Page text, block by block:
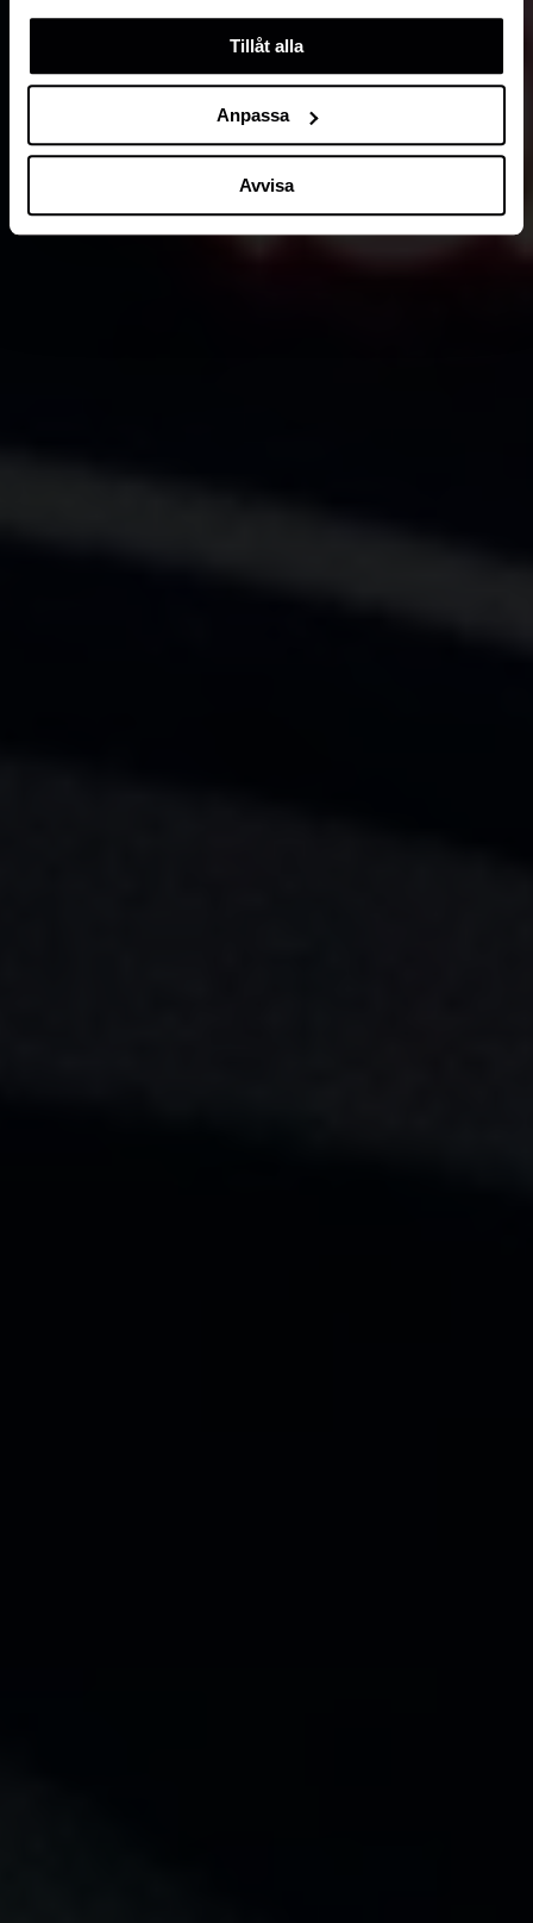
att klicka på “information” för att välja och justera vilka
cookies som ska sättas. Läs vår
cookies, deras funktion, varför vi använder dem och hur
Tillåt alla
Anpassa
Avvisa